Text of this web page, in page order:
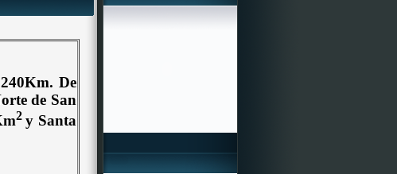
De
de San
2y Santa